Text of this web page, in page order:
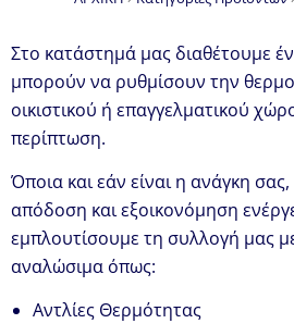
Στο κατάστημά μας διαθέτουμε
μπορούν να ρυθμίσουν την
οικιστικού ή επαγγελματικού
περίπτωση.
Όποια και εάν είναι η ανάγκη
απόδοση και εξοικονόμηση
εμπλουτίσουμε τη συλλογή μας
αναλώσιμα όπως:
Αντλίες Θερμότητας